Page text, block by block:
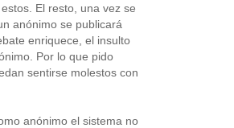
El resto, una vez se
anónimo se publicará
enriquece, el insulto
Por lo que pido
sentirse molestos con
anónimo el sistema no